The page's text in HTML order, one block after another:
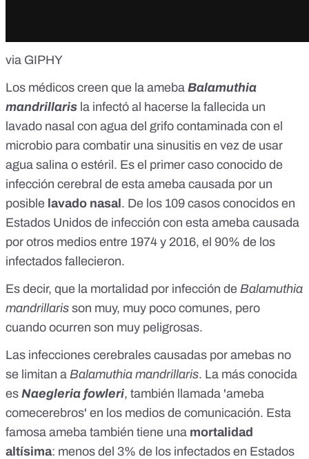
via GIPHY
Los médicos creen que la ameba Balamuthia
mandrillaris la infectó al hacerse la fallecida un
lavado nasal con agua del grifo contaminada con el
microbio para combatir una sinusitis en vez de usar
agua salina o estéril. Es el primer caso conocido de
infección cerebral de esta ameba causada por un
posible lavado nasal. De los 109 casos conocidos en
Estados Unidos de infección con esta ameba causada
por otros medios entre 1974 y 2016, el 90% de los
infectados fallecieron.
Es decir, que la mortalidad por infección de Balamuthia
mandrillaris son muy, muy poco comunes, pero
cuando ocurren son muy peligrosas.
Las infecciones cerebrales causadas por amebas no
se limitan a Balamuthia mandrillaris. La más conocida
es Naegleria fowleri, también llamada 'ameba
comecerebros' en los medios de comunicación. Esta
famosa ameba también tiene una mortalidad
altísima: menos del 3% de los infectados en Estados